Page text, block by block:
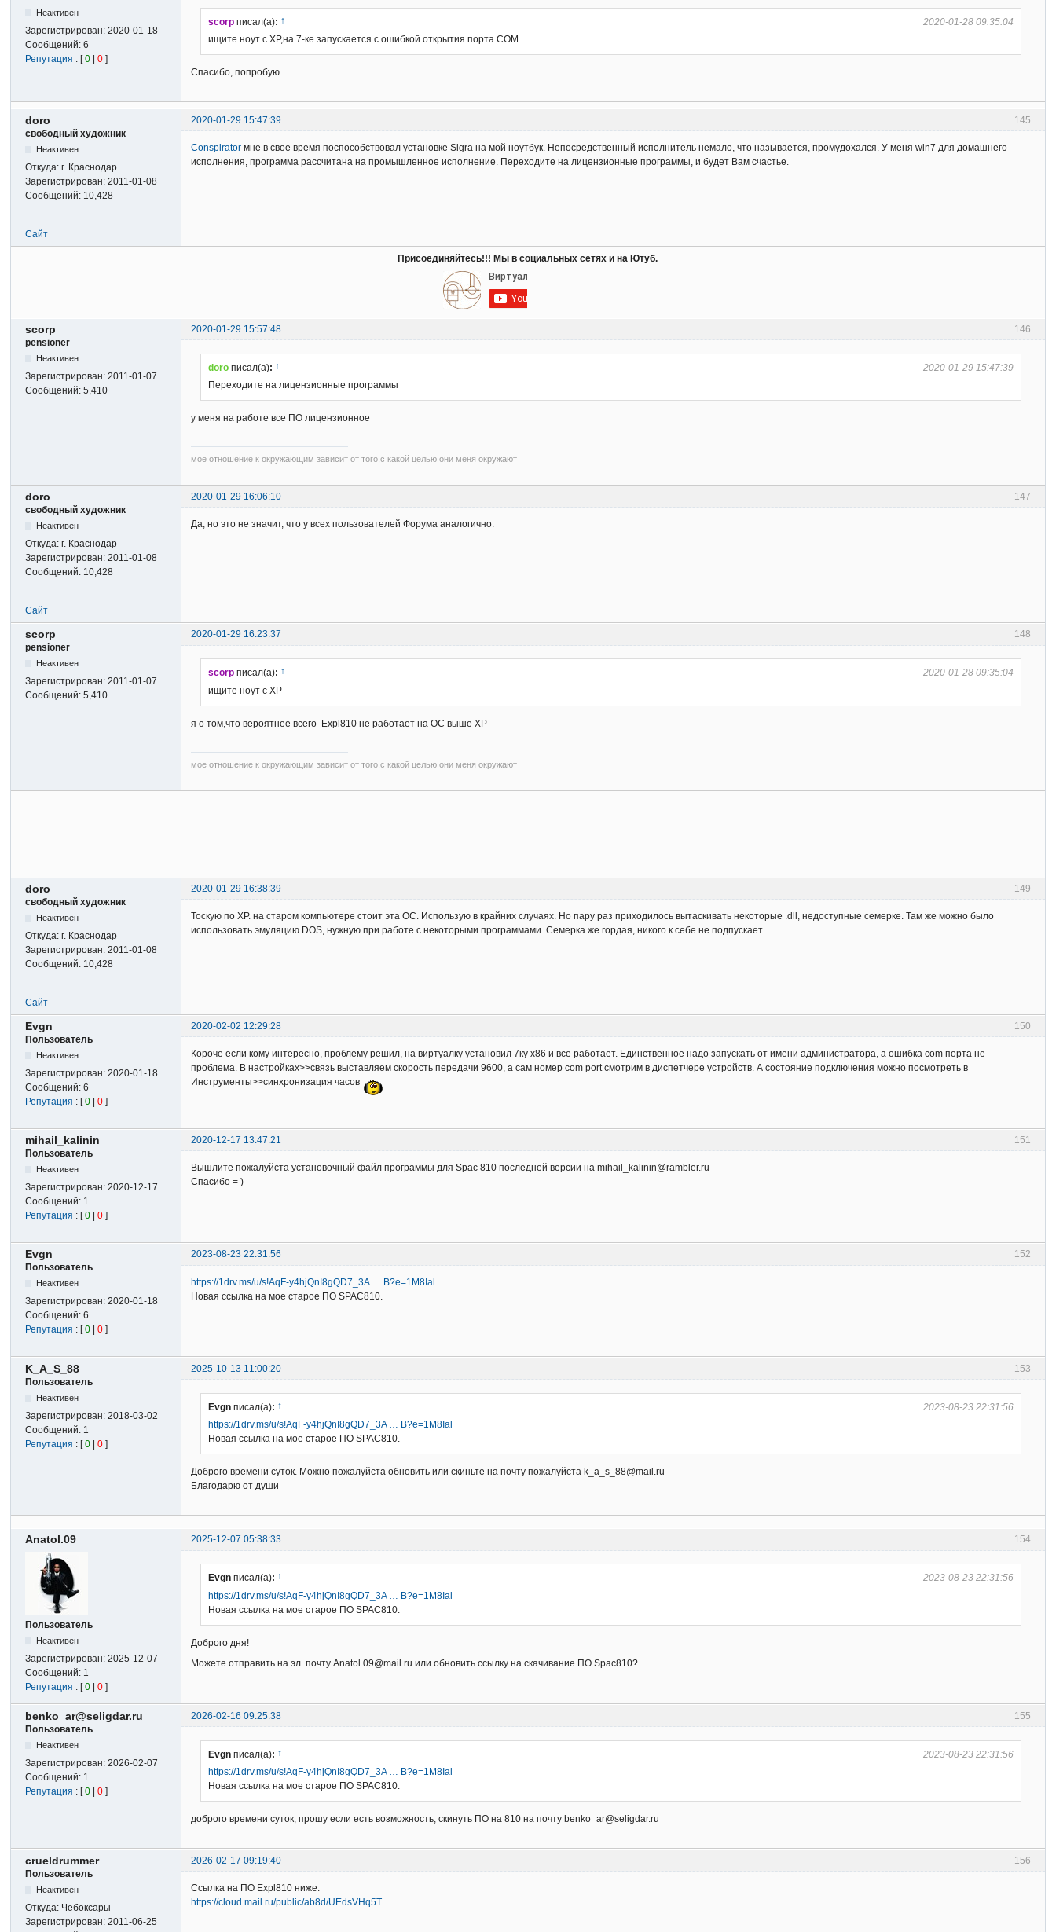
Неактивен
Зарегистрирован:2020-01-18
Сообщений:6
Репутация : [0 |0 ]
scorp писал(а): ↑
2020-01-28 09:35:04
ищите ноут с ХР,на 7-ке запускается с ошибкой открытия порта СОМ
Спасибо, попробую.
145
doro
2020-01-29 15:47:39
свободный художник
Неактивен
Откуда:г. Краснодар
Зарегистрирован:2011-01-08
Сообщений: 10,428
Conspirator мне в свое время поспособствовал установке Sigra на мой ноутбук. Непосредственный исполнитель немало, что называется, промудохался. У меня win7 для домашнего
исполнения, программа рассчитана на промышленное исполнение. Переходите на лицензионные программы, и будет Вам счастье.
Сайт
Присоединяйтесь!!! Мы в социальных сетях и на Ютуб.
146
scorp
2020-01-29 15:57:48
pensioner
Неактивен
Зарегистрирован:2011-01-07
Сообщений:5,410
doro писал(а): ↑
2020-01-29 15:47:39
Переходите на лицензионные программы
у меня на работе все ПО лицензионное
мое отношение к окружающим зависит от того,с какой целью они меня окружают
147
doro
2020-01-29 16:06:10
свободный художник
Неактивен
Откуда:г. Краснодар
Зарегистрирован:2011-01-08
Сообщений: 10,428
Да, но это не значит, что у всех пользователей Форума аналогично.
Сайт
148
scorp
2020-01-29 16:23:37
pensioner
Неактивен
Зарегистрирован:2011-01-07
Сообщений:5,410
scorp писал(а): ↑
2020-01-28 09:35:04
ищите ноут с ХР
я о том,что вероятнее всего Expl810 не работает на ОС выше ХР
мое отношение к окружающим зависит от того,с какой целью они меня окружают
149
doro
2020-01-29 16:38:39
свободный художник
Неактивен
Откуда:г. Краснодар
Зарегистрирован:2011-01-08
Сообщений: 10,428
Тоскую по XP. на старом компьютере стоит эта ОС. Использую в крайних случаях. Но пару раз приходилось вытаскивать некоторые .dll, недоступные семерке. Там же можно было
использовать эмуляцию DOS, нужную при работе с некоторыми программами. Семерка же гордая, никого к себе не подпускает.
Сайт
150
Evgn
2020-02-02 12:29:28
Пользователь
Неактивен
Зарегистрирован:2020-01-18
Сообщений:6
Репутация : [0 |0 ]
Короче если кому интересно, проблему решил, на виртуалку установил 7ку х86 и все работает. Единственное надо запускать от имени администратора, а ошибка com порта не
проблема. В настройках>>связь выставляем скорость передачи 9600, а сам номер com port смотрим в диспетчере устройств. А состояние подключения можно посмотреть в
Инструменты>>синхронизация часов
151
mihail_kalinin
2020-12-17 13:47:21
Пользователь
Неактивен
Зарегистрирован:2020-12-17
Сообщений: 1
Репутация : [0 |0 ]
Вышлите пожалуйста установочный файл программы для Spac 810 последней версии на mihail_kalinin@rambler.ru
Спасибо = )
152
Evgn
2023-08-23 22:31:56
Пользователь
Неактивен
Зарегистрирован:2020-01-18
Сообщений:6
Репутация : [0 |0 ]
https://1drv.ms/u/s!AqF-y4hjQnI8gQD7_3A … B?e=1M8Ial
Новая ссылка на мое старое ПО SPAC810.
153
K_A_S_88
2025-10-13 11:00:20
Пользователь
Неактивен
Зарегистрирован:2018-03-02
Сообщений: 1
Репутация : [0 |0 ]
Evgn писал(а): ↑
2023-08-23 22:31:56
https://1drv.ms/u/s!AqF-y4hjQnI8gQD7_3A … B?e=1M8Ial
Новая ссылка на мое старое ПО SPAC810.
Доброго времени суток. Можно пожалуйста обновить или скиньте на почту пожалуйста k_a_s_88@mail.ru
Благодарю от души
154
Anatol.09 2025-12-07 05:38:33
Пользователь
Неактивен
Зарегистрирован:2025-12-07
Сообщений: 1
Репутация : [0 |0 ]
Evgn писал(а): ↑
2023-08-23 22:31:56
https://1drv.ms/u/s!AqF-y4hjQnI8gQD7_3A … B?e=1M8Ial
Новая ссылка на мое старое ПО SPAC810.
Доброго дня!
Можете отправить на эл. почту Anatol.09@mail.ru или обновить ссылку на скачивание ПО Spac810?
155
benko_ar@seligdar.ru
2026-02-16 09:25:38
Пользователь
Неактивен
Зарегистрирован:2026-02-07
Сообщений: 1
Репутация : [0 |0 ]
Evgn писал(а): ↑
2023-08-23 22:31:56
https://1drv.ms/u/s!AqF-y4hjQnI8gQD7_3A … B?e=1M8Ial
Новая ссылка на мое старое ПО SPAC810.
доброго времени суток, прошу если есть возможность, скинуть ПО на 810 на почту benko_ar@seligdar.ru
156
crueldrummer
2026-02-17 09:19:40
Пользователь
Неактивен
Откуда: Чебоксары
Зарегистрирован:2011-06-25
Ссылка на ПО Expl810 ниже:
https://cloud.mail.ru/public/ab8d/UEdsVHq5T